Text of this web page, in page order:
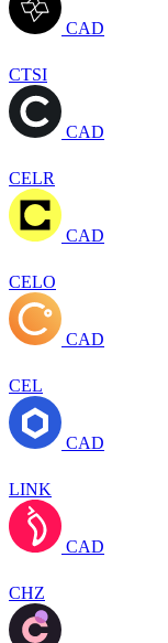
CAD
CTSI
CAD
CELR
CAD
CELO
CAD
CEL
CAD
LINK
CAD
CHZ